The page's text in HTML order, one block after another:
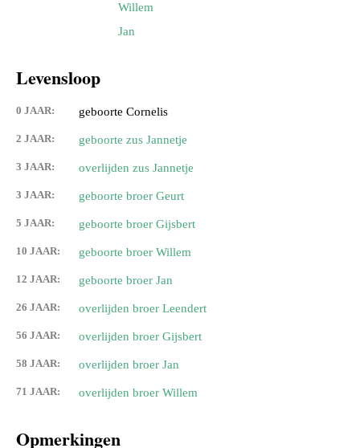
Willem
Jan
Levensloop
0 JAAR: geboorte Cornelis
2 JAAR: geboorte zus Jannetje
3 JAAR: overlijden zus Jannetje
3 JAAR: geboorte broer Geurt
5 JAAR: geboorte broer Gijsbert
10 JAAR: geboorte broer Willem
12 JAAR: geboorte broer Jan
26 JAAR: overlijden broer Leendert
56 JAAR: overlijden broer Gijsbert
58 JAAR: overlijden broer Jan
71 JAAR: overlijden broer Willem
Opmerkingen